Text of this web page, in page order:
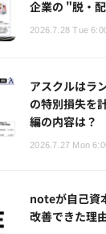
企業の "脱・
2026.7.28 Tue
アスクルはラ
の特別損失を
編の内容は？
2026.7.27 Mon
noteが自己資
改善できた理